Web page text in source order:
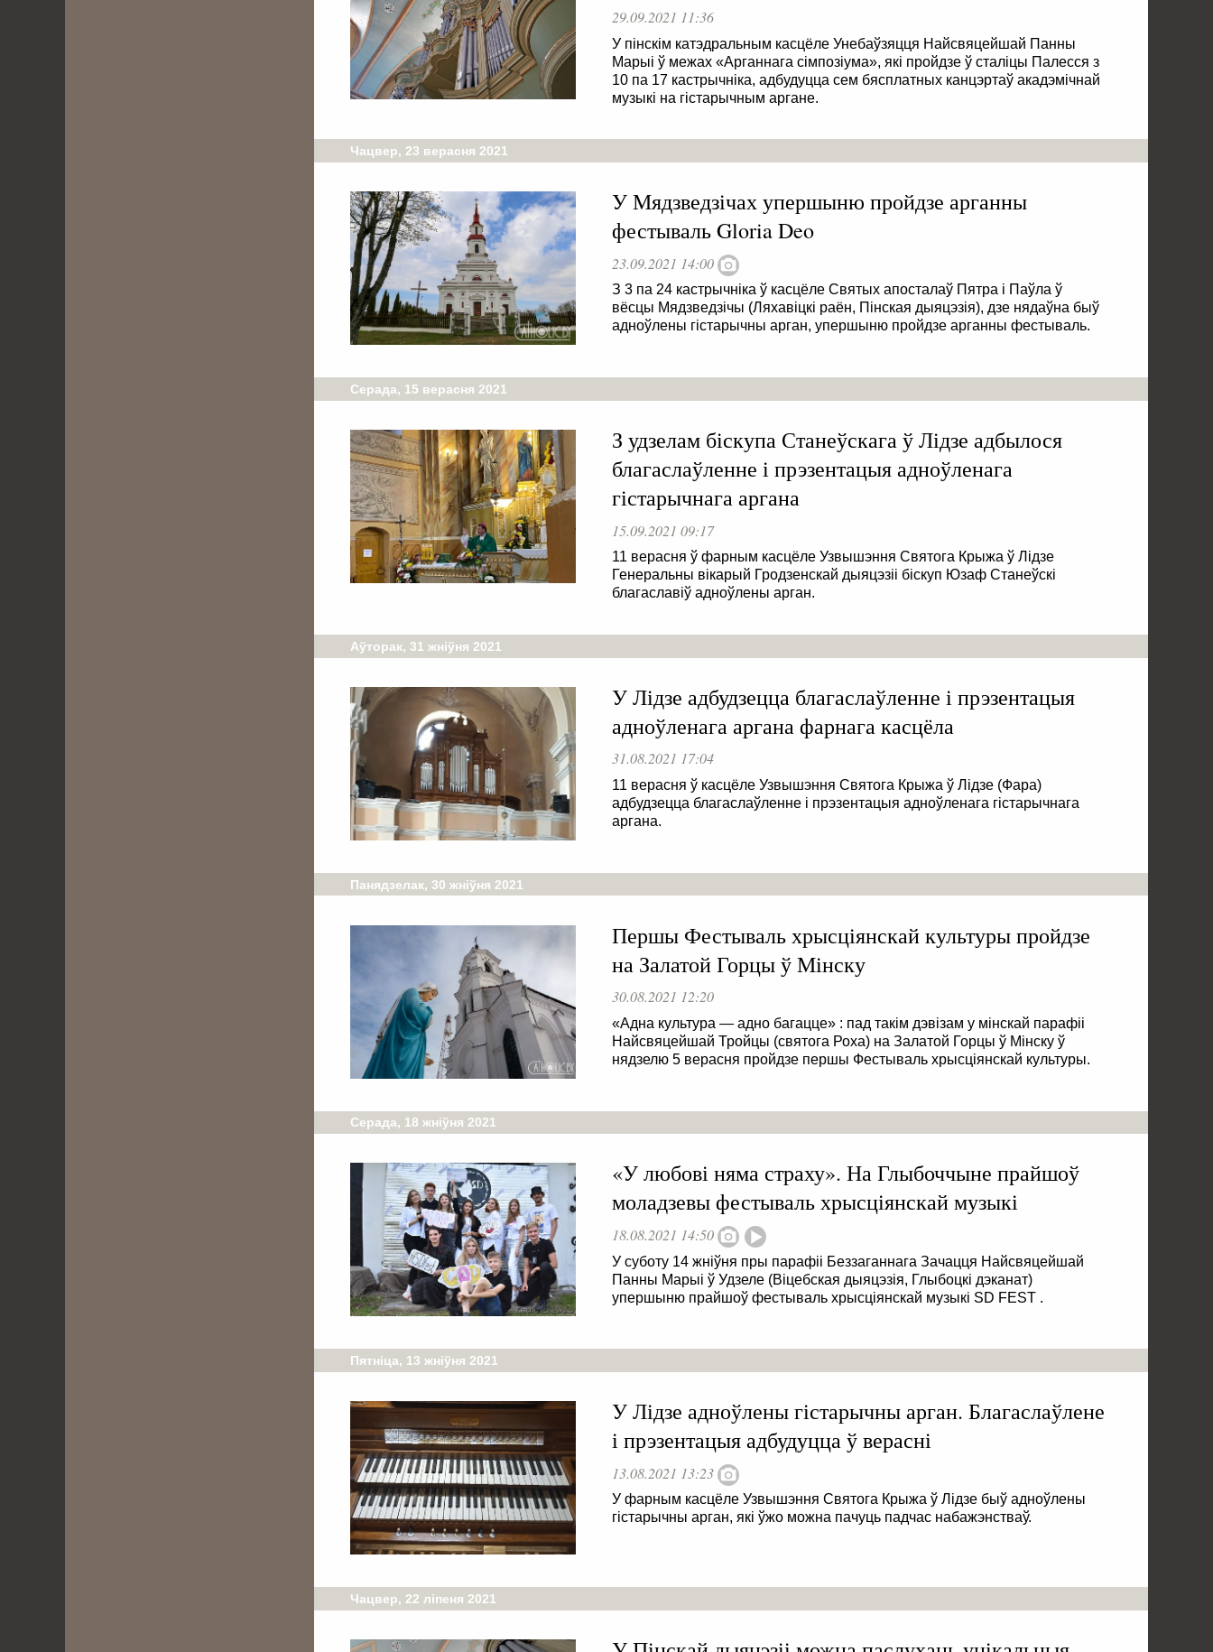
29.09.2021 11:36
У пінскім катэдральным касцёле Унебаўзяцця Найсвяцейшай Панны
Марыі ў межах «Арганнага сімпозіума», які пройдзе ў сталіцы Палесся з
10 па 17 кастрычніка, адбудуцца сем бясплатных канцэртаў акадэмічнай
музыкі на гістарычным аргане.
Чацвер, 23 верасня 2021
У Мядзведзічах упершыню пройдзе арганны
фестываль Gloria Deo
23.09.2021 14:00
З 3 па 24 кастрычніка ў касцёле Святых апосталаў Пятра і Паўла ў
вёсцы Мядзведзічы (Ляхавіцкі раён, Пінская дыяцэзія), дзе нядаўна быў
адноўлены гістарычны арган, упершыню пройдзе арганны фестываль.
Серада, 15 верасня 2021
З удзелам біскупа Станеўскага ў Лідзе адбылося
благаслаўленне і прэзентацыя адноўленага
гістарычнага аргана
15.09.2021 09:17
11 верасня ў фарным касцёле Узвышэння Святога Крыжа ў Лідзе
Генеральны вікарый Гродзенскай дыяцэзіі біскуп Юзаф Станеўскі
благаславіў адноўлены арган.
Аўторак, 31 жніўня 2021
У Лідзе адбудзецца благаслаўленне і прэзентацыя
адноўленага аргана фарнага касцёла
31.08.2021 17:04
11 верасня ў касцёле Узвышэння Святога Крыжа ў Лідзе (Фара)
адбудзецца благаслаўленне і прэзентацыя адноўленага гістарычнага
аргана.
Панядзелак, 30 жніўня 2021
Першы Фестываль хрысціянскай культуры пройдзе
на Залатой Горцы ў Мінску
30.08.2021 12:20
«Адна культура — адно багацце» : пад такім дэвізам у мінскай парафіі
Найсвяцейшай Тройцы (святога Роха) на Залатой Горцы ў Мінску ў
нядзелю 5 верасня пройдзе першы Фестываль хрысціянскай культуры.
Серада, 18 жніўня 2021
«У любові няма страху». На Глыбоччыне прайшоў
моладзевы фестываль хрысціянскай музыкі
18.08.2021 14:50
У суботу 14 жніўня пры парафіі Беззаганнага Зачацця Найсвяцейшай
Панны Марыі ў Удзеле (Віцебская дыяцэзія, Глыбоцкі дэканат)
упершыню прайшоў фестываль хрысціянскай музыкі SD FEST .
Пятніца, 13 жніўня 2021
У Лідзе адноўлены гістарычны арган. Благаслаўлене
і прэзентацыя адбудуцца ў верасні
13.08.2021 13:23
У фарным касцёле Узвышэння Святога Крыжа ў Лідзе быў адноўлены
гістарычны арган, які ўжо можна пачуць падчас набажэнстваў.
Чацвер, 22 ліпеня 2021